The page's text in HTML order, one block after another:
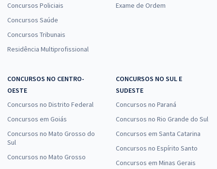
Concursos Policiais
Concursos Saúde
Concursos Tribunais
Residência Multiprofissional
Exame de Ordem
CONCURSOS NO CENTRO-
OESTE
Concursos no Distrito Federal
Concursos em Goiás
Concursos no Mato Grosso do
Sul
Concursos no Mato Grosso
CONCURSOS NO SUL E
SUDESTE
Concursos no Paraná
Concursos no Rio Grande do Sul
Concursos em Santa Catarina
Concursos no Espírito Santo
Concursos em Minas Gerais